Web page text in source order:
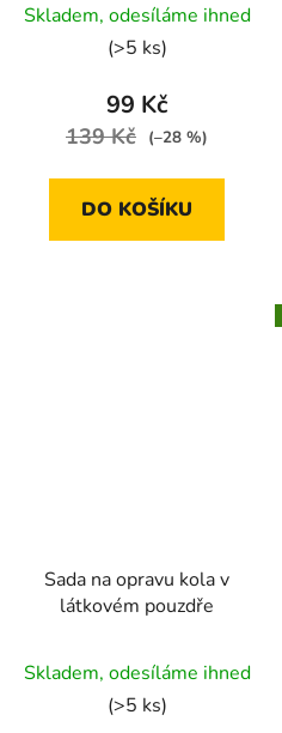
Skladem, odesíláme ihned
(>5 ks)
99 Kč
139 Kč (–28 %)
DO KOŠÍKU
Sada na opravu kola v
látkovém pouzdře
hodnocení
produktu
Skladem, odesíláme ihned
(>5 ks)